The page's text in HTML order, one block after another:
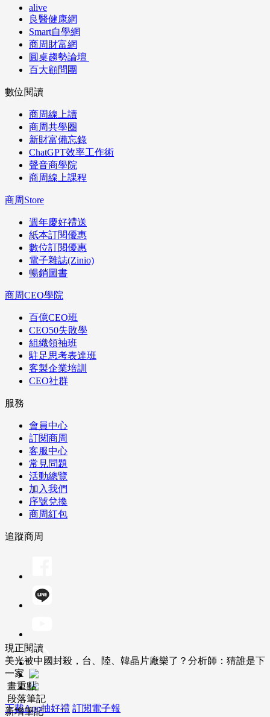
alive
良醫健康網
Smart自學網
商周財富網
圓桌趨勢論壇
百大顧問團
數位閱讀
商周線上讀
商周共學圈
新財富備忘錄
ChatGPT效率工作術
聲音商學院
商周線上課程
商周Store
週年慶好禮送
紙本訂閱優惠
數位訂閱優惠
電子雜誌(Zinio)
暢銷圖書
商周CEO學院
百億CEO班
CEO50失敗學
組織領袖班
駐足思考表達班
客製企業培訓
CEO社群
服務
會員中心
訂閱商周
客服中心
常見問題
活動總覽
加入我們
序號兌換
商周紅包
追蹤商周
下載App抽好禮 訂閱電子報
現正閱讀
美光被中國封殺，台、陸、韓晶片廠樂了？分析師：猜誰是下
一家
畫重點
段落筆記
新增筆記